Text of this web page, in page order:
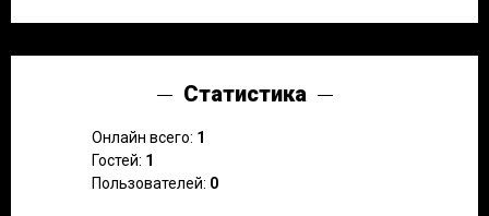
Статистика
Онлайн всего: 1
Гостей: 1
Пользователей: 0